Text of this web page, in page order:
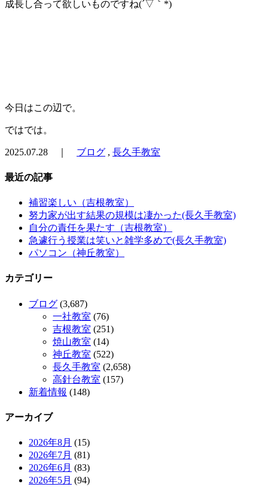
成長し合って欲しいものですね(´▽｀*)
今日はこの辺で。
ではでは。
2025.07.28 ｜ ブログ , 長久手教室
最近の記事
補習楽しい（吉根教室）
努力家が出す結果の規模は凄かった(長久手教室)
自分の責任を果たす（吉根教室）
急遽行う授業は笑いと雑学多めで(長久手教室)
パソコン（神丘教室）
カテゴリー
ブログ (3,687)
一社教室 (76)
吉根教室 (251)
焼山教室 (14)
神丘教室 (522)
長久手教室 (2,658)
高針台教室 (157)
新着情報 (148)
アーカイブ
2026年8月 (15)
2026年7月 (81)
2026年6月 (83)
2026年5月 (94)